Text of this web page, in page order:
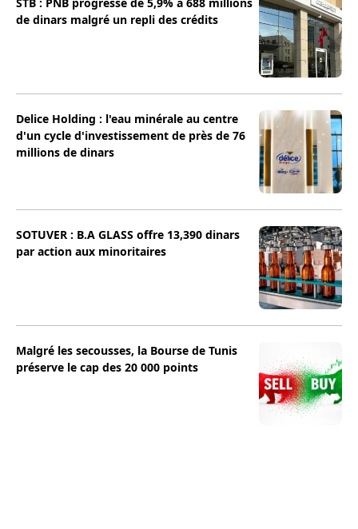
de dinars malgré un repli des crédits
Delice Holding : l'eau minérale au centre
d'un cycle d'investissement de près de 76
millions de dinars
SOTUVER : B.A GLASS offre 13,390 dinars
par action aux minoritaires
Malgré les secousses, la Bourse de Tunis
préserve le cap des 20 000 points